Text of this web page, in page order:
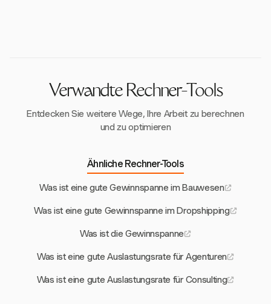
Verwandte Rechner-Tools
Entdecken Sie weitere Wege, Ihre Arbeit zu berechnen
und zu optimieren
Ähnliche Rechner-Tools
Was ist eine gute Gewinnspanne im Bauwesen
Was ist eine gute Gewinnspanne im Dropshipping
Was ist die Gewinnspanne
Was ist eine gute Auslastungsrate für Agenturen
Was ist eine gute Auslastungsrate für Consulting